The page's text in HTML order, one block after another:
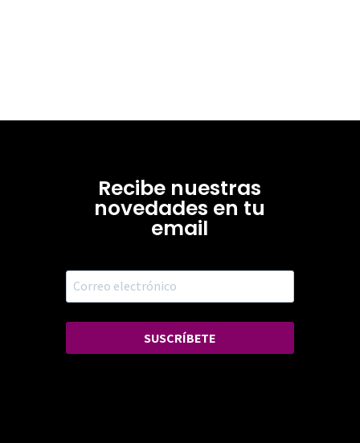
Recibe nuestras
novedades en tu
email
SUSCRÍBETE